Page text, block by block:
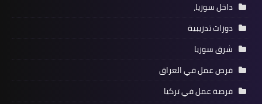
داخل سوريا،
دورات تدريبية
شرق سوريا
فرص عمل في العراق
فرصة عمل في تركيا